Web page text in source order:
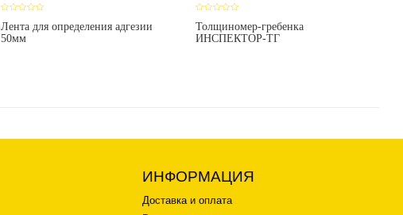
Лента для определения адгезии
50мм
Толщиномер-гребенка
ИНСПЕКТОР-ТГ
ИНФОРМАЦИЯ
Доставка и оплата